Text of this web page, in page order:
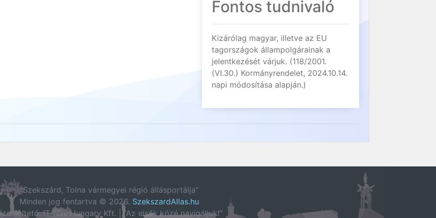
Fontos tudnivaló
Kizárólag magyar, illetve az EU
tagországok állampolgárainak a
jelentkezését várjuk. (118/2001.
(VI.30.) Kormányrendelet, 2024.10.14.
napi módosítása alapján.)
"Szekszárd, Tolna vármegyei régió állásportálja"
Minden jog fentartva © 2026. SzekszardAllas.hu
IT-Nav Hungary Kft. | "Az elsők közé navigáljuk!"